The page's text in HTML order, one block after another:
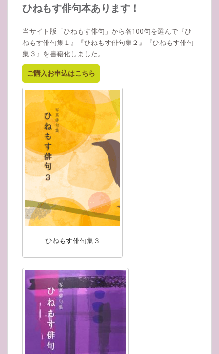
イ
ひねもす俳句本あります！
当サイト版「ひねもす俳句」から各100句を選んで『ひ
ねもす俳句集１』『ひねもす俳句集２』『ひねもす俳句
集３』を書籍化しました。
ご購入お申込はこちら
ひねもす俳句集３